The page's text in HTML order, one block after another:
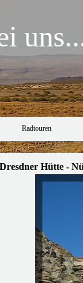
Radtouren
Dresdner Hütte -